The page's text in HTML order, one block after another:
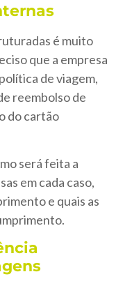
é muito
que a empresa
de viagem,
reembolso de
do cartão
será feita a
em cada caso,
e quais as